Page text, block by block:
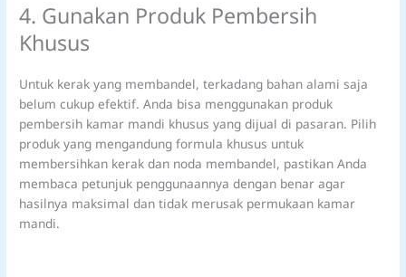
4. Gunakan Produk Pembersih
Khusus
Untuk kerak yang membandel, terkadang bahan alami saja
belum cukup efektif. Anda bisa menggunakan produk
pembersih kamar mandi khusus yang dijual di pasaran. Pilih
produk yang mengandung formula khusus untuk
membersihkan kerak dan noda membandel, pastikan Anda
membaca petunjuk penggunaannya dengan benar agar
hasilnya maksimal dan tidak merusak permukaan kamar
mandi.